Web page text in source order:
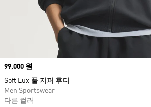
Price
99,000 원
Soft Lux 풀 지퍼 후디
Men Sportswear
다른 컬러